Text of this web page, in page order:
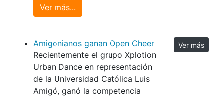
Ver más...
Amigonianos ganan Open Cheer
Recientemente el grupo Xplotion
Urban Dance en representación
de la Universidad Católica Luis
Amigó, ganó la competencia
Ver más